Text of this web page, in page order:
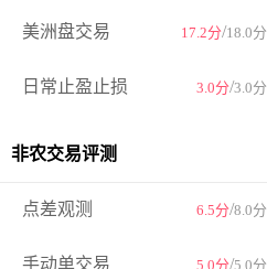
美洲盘交易 17.2分/18.0分
日常止盈止损 3.0分/3.0分
非农交易评测
点差观测 6.5分/8.0分
手动单交易 5.0分/5.0分